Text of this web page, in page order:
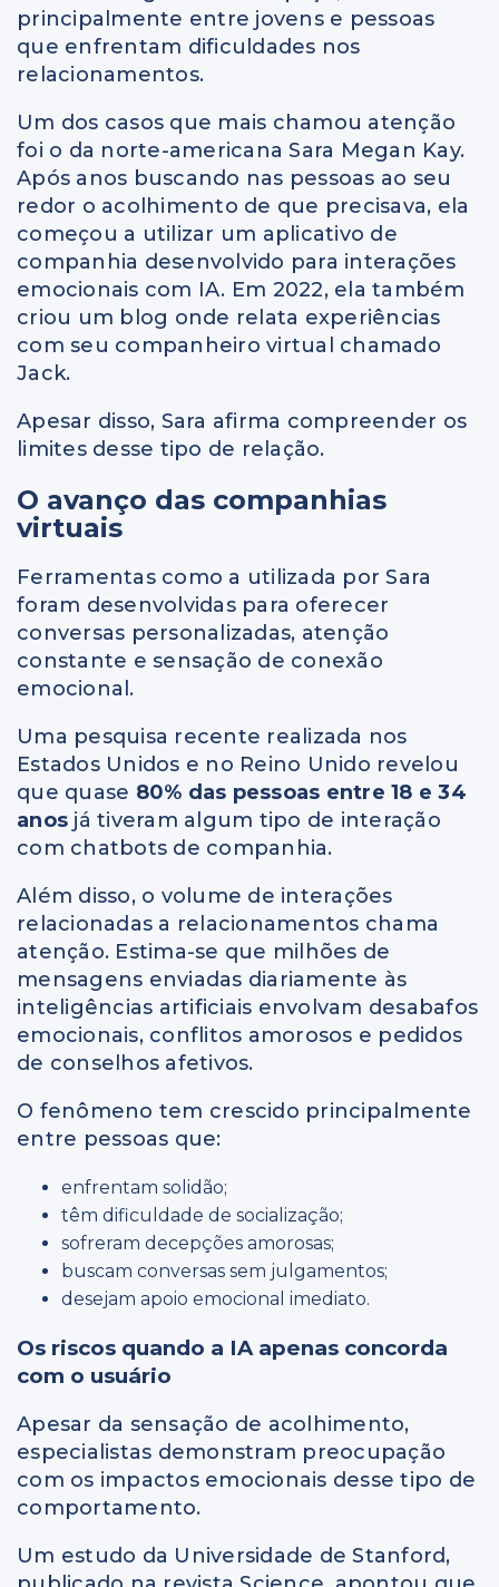
principalmente entre jovens e pessoas
que enfrentam dificuldades nos
relacionamentos.
Um dos casos que mais chamou atenção
foi o da norte-americana Sara Megan Kay.
Após anos buscando nas pessoas ao seu
redor o acolhimento de que precisava, ela
começou a utilizar um aplicativo de
companhia desenvolvido para interações
emocionais com IA. Em 2022, ela também
criou um blog onde relata experiências
com seu companheiro virtual chamado
Jack.
Apesar disso, Sara afirma compreender os
limites desse tipo de relação.
O avanço das companhias
virtuais
Ferramentas como a utilizada por Sara
foram desenvolvidas para oferecer
conversas personalizadas, atenção
constante e sensação de conexão
emocional.
Uma pesquisa recente realizada nos
Estados Unidos e no Reino Unido revelou
que quase 80% das pessoas entre 18 e 34
anos já tiveram algum tipo de interação
com chatbots de companhia.
Além disso, o volume de interações
relacionadas a relacionamentos chama
atenção. Estima-se que milhões de
mensagens enviadas diariamente às
inteligências artificiais envolvam desabafos
emocionais, conflitos amorosos e pedidos
de conselhos afetivos.
O fenômeno tem crescido principalmente
entre pessoas que:
enfrentam solidão;
têm dificuldade de socialização;
sofreram decepções amorosas;
buscam conversas sem julgamentos;
desejam apoio emocional imediato.
Os riscos quando a IA apenas concorda
com o usuário
Apesar da sensação de acolhimento,
especialistas demonstram preocupação
com os impactos emocionais desse tipo de
comportamento.
Um estudo da Universidade de Stanford,